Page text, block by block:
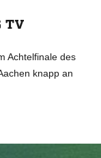
TV
Achtelfinale des
knapp an